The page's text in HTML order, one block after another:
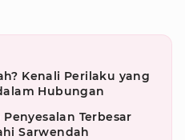
Kenali Perilaku yang
Hubungan
Terbesar
Sarwendah